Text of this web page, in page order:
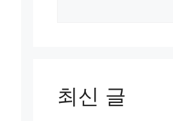
최신 글